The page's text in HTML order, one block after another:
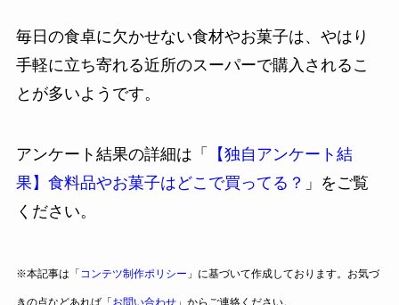
毎日の食卓に欠かせない食材やお菓子は、やはり
手軽に立ち寄れる近所のスーパーで購入されるこ
とが多いようです。
アンケート結果の詳細は「
【独自アンケート結
果】食料品やお菓子はどこで買ってる？ 」をご覧
ください。
※本記事は「 コンテツ制作ポリシー 」に基づいて作成しております。お気づ
きの点などあれば「お問い合わせ」からご連絡ください。